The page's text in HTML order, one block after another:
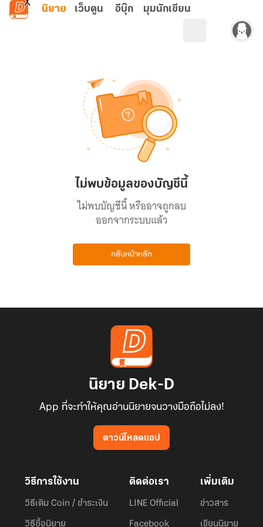
ข้ามไปยังเนื้อหาหลัก
นิยาย เว็บตูน อีบุ๊ก มุมนักเขียน
ไม่พบข้อมูลของบัญชีนี้
ไม่พบบัญชีนี้ หรืออาจถูกลบ
ออกจากระบบแล้ว
กลับหน้าหลัก
นิยาย Dek-D
App ที่จะทำให้คุณอ่านนิยายจนวางมือถือไม่ลง!
ดาวน์โหลดแอป
วิธีการใช้งาน
วิธีเติม Coin / ชำระเงิน
วิธีซื้อนิยาย
ติดต่อเรา
LINE Official
Facebook
เพิ่มเติม
ข่าวสาร
เขียนนิยาย